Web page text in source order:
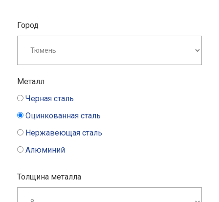
Город
Металл
Черная сталь
Оцинкованная сталь
Нержавеющая сталь
Алюминий
Толщина металла